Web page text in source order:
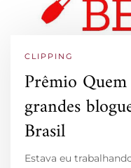
CLIPPING
Prêmio
grandes
Brasil
Estava eu